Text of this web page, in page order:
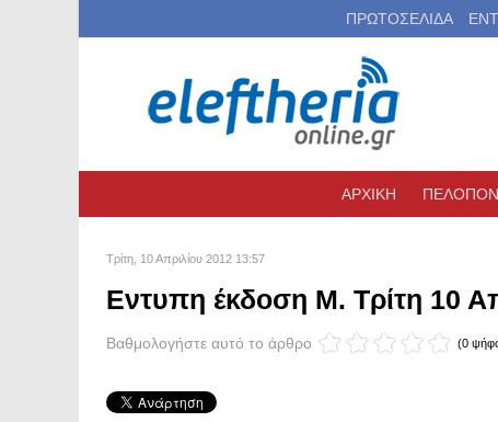
ΠΡΩΤΟΣΕΛΙΔΑ
ΑΡΧΙΚΗ
Τρίτη, 10 Απριλίου 2012 13:57
Eντυπη έκδοση Μ. Τρίτη 10
Βαθμολογήστε αυτό το άρθρο (0